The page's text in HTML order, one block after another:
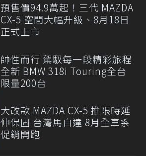
預售價94.9萬起！三代 MAZDA
CX-5 空間大幅升級、8月18日
正式上市
帥性而行 駕馭每一段精彩旅程
全新 BMW 318i Touring全台
限量200台
大改款 MAZDA CX-5 推限時延
伸保固 台灣馬自達 8月全車系
促銷開跑